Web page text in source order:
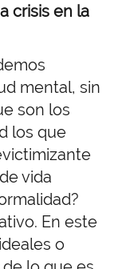
crisis en la
mental, sin
son los
los que
vida
En este
o